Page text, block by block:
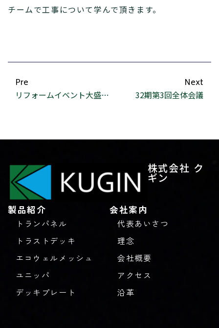
チームで工事について学んで頂きます。
Pre
リフォームイベント大盛況！！
Next
32期第3回全体会議
株式会社 ク
ギン
製品紹介
トランパネル
トラストデッキ
エコウェルメッシュ
ユニッパ
デッキプレート
会社案内
代表あいさつ
理念
会社概要
アクセス
沿革